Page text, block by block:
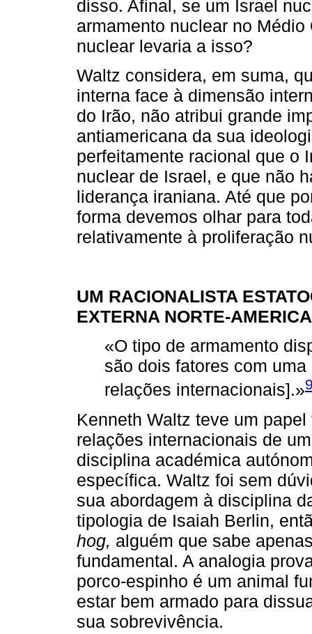
disso. Afinal, se um Israel
armamento nuclear no
nuclear levaria a isso?
Waltz considera, em suma,
interna face à dimensão
do Irão, não atribui grande
antiamericana da sua
perfeitamente racional que o
nuclear de Israel, e que não
liderança iraniana. Até que
forma devemos olhar para
relativamente à proliferação
UM RACIONALISTA
EXTERNA NORTE-
«O tipo de armamento
são dois fatores com
relações internacionais].»
Kenneth Waltz teve um
relações internacionais de
disciplina académica
específica. Waltz foi sem
sua abordagem à disciplina
tipologia de Isaiah Berlin,
hog, alguém que sabe
fundamental. A analogia
porco-espinho é um animal
estar bem armado para
sua sobrevivência.